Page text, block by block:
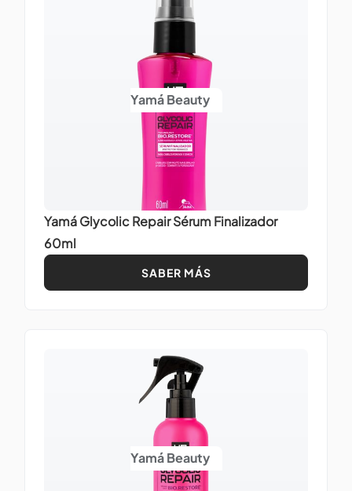
Yamá Beauty
Yamá Glycolic Repair Sérum Finalizador
60ml
SABER MÁS
Yamá Beauty